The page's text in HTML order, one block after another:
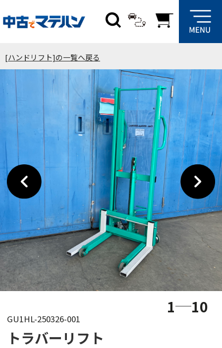
[ハンドリフト]の一覧へ戻る
1 10
GU1HL-250326-001
トラバーリフト